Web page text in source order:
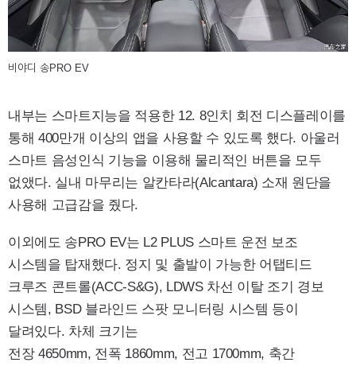
비야디 송PRO EV
내부는 스마트지능을 적용한 12. 8인치 회전 디스플레이를
통해 400만개 이상의 앱을 사용할 수 있도록 했다. 아울러
스마트 음성인식 기능을 이용해 물리적인 버튼을 모두
없앴다. 실내 마무리는 알칸타라(Alcantara) 소재 원단을
사용해 고급감을 줬다.
이외에도 송PRO EV는 L2 PLUS 스마트 운전 보조
시스템을 탑재했다. 정지 및 출발이 가능한 어탭티드
크루즈 콘트롤(ACC-S&G), LDWS 차선 이탈 조기 경보
시스템, BSD 블라인드 스팟 모니터링 시스템 등이
달려있다. 차체 크기는
전장 4650mm, 전폭 1860mm, 전고 1700mm, 축간